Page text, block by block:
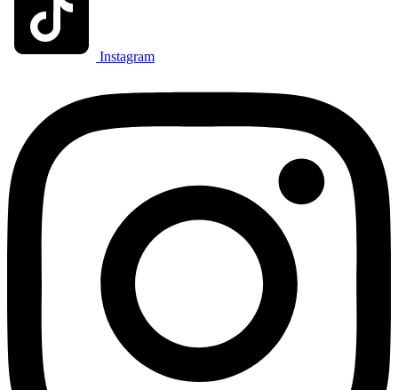
Instagram